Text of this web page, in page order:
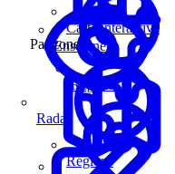
Enseignes
Régions
Carte interactive
Par zone
Régions
Radar